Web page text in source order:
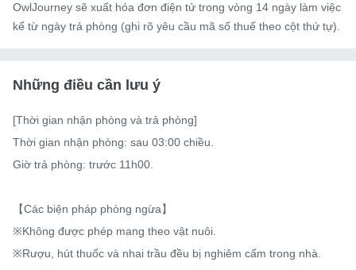
OwlJourney sẽ xuất hóa đơn điện tử trong vòng 14 ngày làm việc
kể từ ngày trả phòng (ghi rõ yêu cầu mã số thuế theo cột thứ tự).
Những điều cần lưu ý
[Thời gian nhận phòng và trả phòng]
Thời gian nhận phòng: sau 03:00 chiều.
Giờ trả phòng: trước 11h00.
【Các biện pháp phòng ngừa】
※Không được phép mang theo vật nuôi.
※Rượu, hút thuốc và nhai trầu đều bị nghiêm cấm trong nhà.